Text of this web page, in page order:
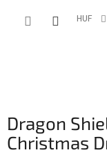
HUF
Dragon
Christmas